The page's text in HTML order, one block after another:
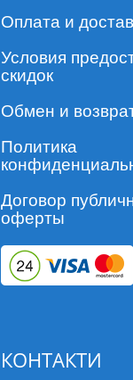
Оплата и
Условия
скидок
Обмен и
Политика
Договор
оферты
КОНТАКТИ